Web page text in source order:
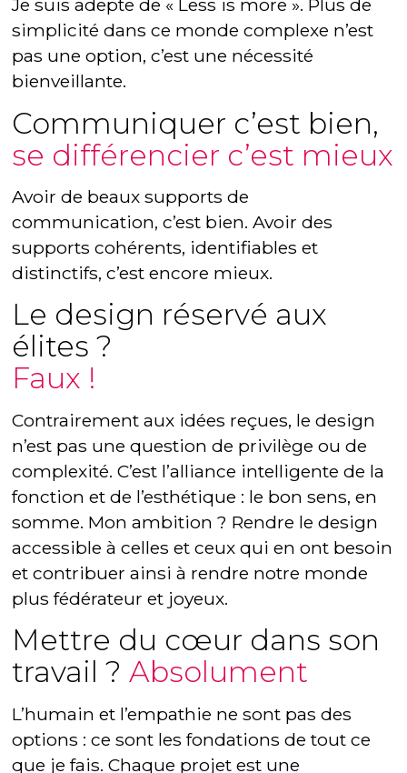
Je suis adepte de « Less is more ». Plus de
simplicité dans ce monde complexe n’est
pas une option, c’est une nécessité
bienveillante.
Communiquer c’est bien,
se différencier c’est mieux
Avoir de beaux supports de
communication, c’est bien. Avoir des
supports cohérents, identifiables et
distinctifs, c’est encore mieux.
Le design réservé aux
élites ?
Faux !
Contrairement aux idées reçues, le design
n’est pas une question de privilège ou de
complexité. C’est l’alliance intelligente de la
fonction et de l’esthétique : le bon sens, en
somme. Mon ambition ? Rendre le design
accessible à celles et ceux qui en ont besoin
et contribuer ainsi à rendre notre monde
plus fédérateur et joyeux.
Mettre du cœur dans son
travail ?Absolument
L’humain et l’empathie ne sont pas des
options : ce sont les fondations de tout ce
que je fais. Chaque projet est une